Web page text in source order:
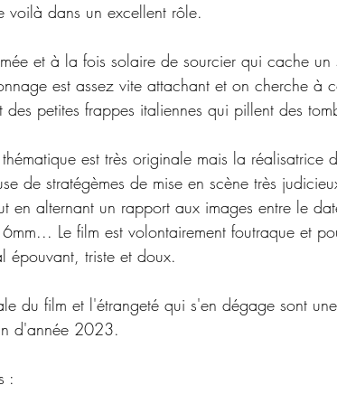
dans un excellent rôle.
et à la fois solaire de sourcier qui cache
est assez vite attachant et on cherche à
petites frappes italiennes qui pillent des
est très originale mais la réalisatrice
de stratégèmes de mise en scène très
en alternant un rapport aux images entre le
Le film est volontairement foutraque et
épouvant, triste et doux.
du film et l'étrangeté qui s'en dégage sont
d'année 2023.
: